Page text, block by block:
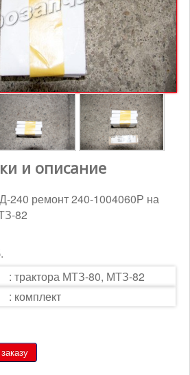
Корзина
и описание
240 ремонт 240-1004060Р на
82
: трактора МТЗ-80, МТЗ-82
: комплект